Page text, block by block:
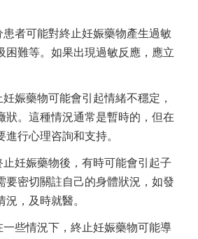
患者可能對終止妊娠藥物產生過敏
困難等。如果出現過敏反應，應立
妊娠藥物可能會引起情緒不穩定，
狀。這種情況通常是暫時的，但在
行心理咨詢和支持。
止妊娠藥物後，有時可能會引起子
要密切關註自己的身體狀況，如發
，及時就醫。
一些情況下，終止妊娠藥物可能導